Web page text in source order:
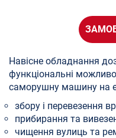
Навісне обладнання
функціональні
саморушну машину на
збору і перевезення
прибирання та
чищення вулиць та